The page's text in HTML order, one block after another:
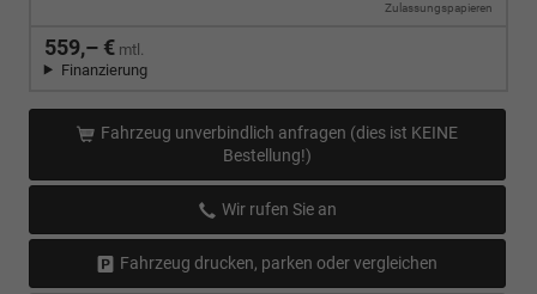
Zulassungspapieren
559,– € mtl.
Finanzierung
Fahrzeug unverbindlich anfragen (dies ist KEINE
Bestellung!)
Wir rufen Sie an
Fahrzeug drucken, parken oder vergleichen